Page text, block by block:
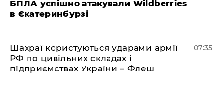
БПЛА успішно атакували Wildberries
в Єкатеринбурзі
Шахраї користуються ударами армії
РФ по цивільних складах і
підприємствах України – Флеш
07:35